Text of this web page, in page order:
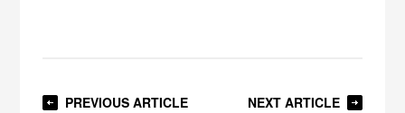
PREVIOUS ARTICLE NEXT ARTICLE